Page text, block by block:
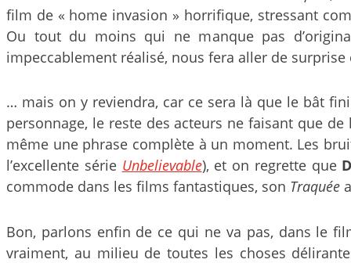
film de « home invasion » horrifique, stressant
Ou tout du moins qui ne manque pas
impeccablement réalisé, nous fera aller de surprise
… mais on y reviendra, car ce sera là que le bât
personnage, le reste des acteurs ne faisant que
même une phrase complète à un moment. Les
l’excellente série Unbelievable), et on regrette que
commode dans les films fantastiques, son Traquée
Bon, parlons enfin de ce qui ne va pas, dans le
vraiment, au milieu de toutes les choses